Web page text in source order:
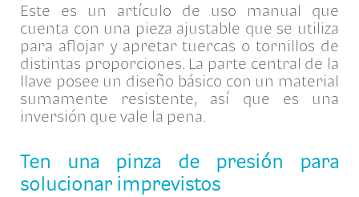
Este es un artículo de uso manual que
cuenta con una pieza ajustable que se utiliza
para aflojar y apretar tuercas o tornillos de
distintas proporciones. La parte central de la
llave posee un diseño básico con un material
sumamente resistente, así que es una
inversión que vale la pena.
Ten una pinza de presión para
solucionar imprevistos